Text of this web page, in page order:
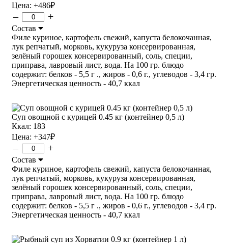
Цена: +486₽
– +
Состав
Филе куриное, картофель свежий, капуста белокочанная,
лук репчатый, морковь, кукуруза консервированная,
зелёный горошек консервированный, соль, специи,
приправа, лавровый лист, вода. На 100 гр. блюдо
содержит: белков - 5,5 г ., жиров - 0,6 г., углеводов - 3,4 гр.
Энергетическая ценность - 40,7 ккал
Суп овощной с курицей 0.45 кг (контейнер 0,5 л)
Ккал: 183
Цена: +347₽
– +
Состав
Филе куриное, картофель свежий, капуста белокочанная,
лук репчатый, морковь, кукуруза консервированная,
зелёный горошек консервированный, соль, специи,
приправа, лавровый лист, вода. На 100 гр. блюдо
содержит: белков - 5,5 г ., жиров - 0,6 г., углеводов - 3,4 гр.
Энергетическая ценность - 40,7 ккал